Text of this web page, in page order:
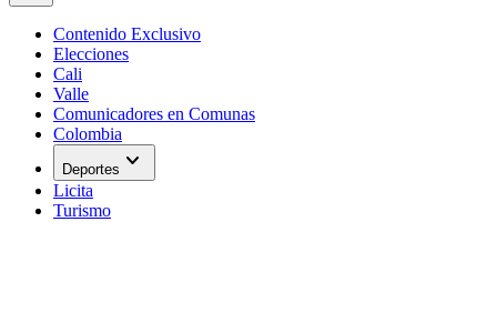
Contenido Exclusivo
Elecciones
Cali
Valle
Comunicadores en Comunas
Colombia
Deportes expand_more
Licita
Turismo